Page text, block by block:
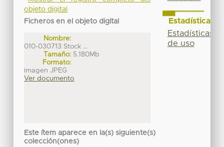
objeto digital
Ficheros en el objeto digital
Nombre:
010-030713 Stock ...
Tamaño: 5.180Mb
Formato:
imagen JPEG
Ver documento
Este ítem aparece en la(s) siguiente(s)
colección(ones)
Estadísticas
Estadísticas
de uso